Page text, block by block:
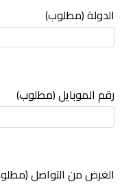
الدولة (مطلوب)
رقم الموبايل (مطلوب)
(مطلوب) الغرض من التواصل